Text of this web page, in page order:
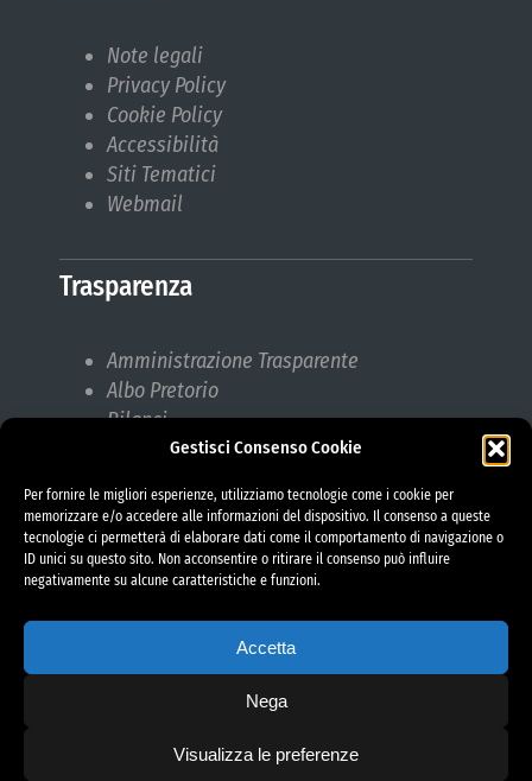
Gestisci Consenso Cookie
Per fornire le migliori esperienze, utilizziamo tecnologie come i cookie per
memorizzare e/o accedere alle informazioni del dispositivo. Il consenso a queste
tecnologie ci permetterà di elaborare dati come il comportamento di navigazione o
ID unici su questo sito. Non acconsentire o ritirare il consenso può influire
negativamente su alcune caratteristiche e funzioni.
Accetta
Nega
Visualizza le preferenze
Note legali
Privacy Policy
Cookie Policy
Accessibilità
Siti Tematici
Webmail
Trasparenza
Amministrazione Trasparente
Albo Pretorio
Bilanci
Bandi di gara
Responsabile protezione dati (RPD)